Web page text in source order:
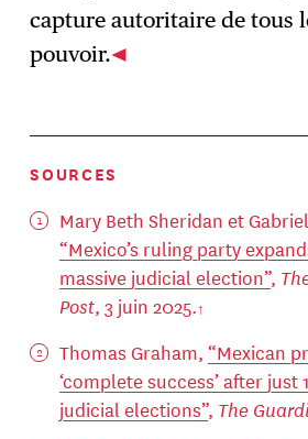
capture autoritaire de tous
pouvoir.
SOURCES
Mary Beth Sheridan et
“Mexico’s ruling party
massive judicial election”,
Post, 3 juin 2025.
Thomas Graham, “Mexican
‘complete success’ after just
judicial elections”, The